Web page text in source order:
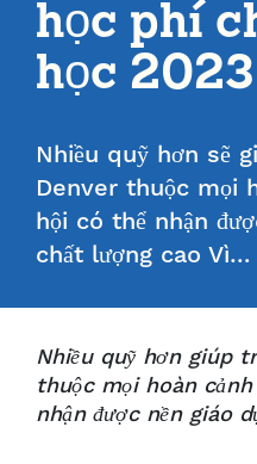
học phí
học
Nhiều quỹ hơn sẽ
Denver thuộc mọi
hội có thể nhận
chất lượng cao Vì…
Nhiều quỹ hơn giúp
thuộc mọi hoàn
nhận được nền giáo